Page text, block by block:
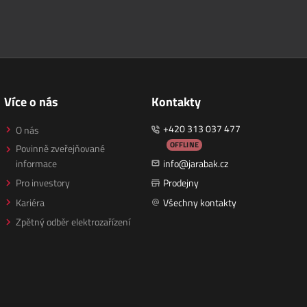
Více o nás
O nás
Povinně zveřejňované
informace
Pro investory
Kariéra
Zpětný odběr elektrozařízení
Kontakty
+420 313 037 477
OFFLINE
info@jarabak.cz
Prodejny
Všechny kontakty